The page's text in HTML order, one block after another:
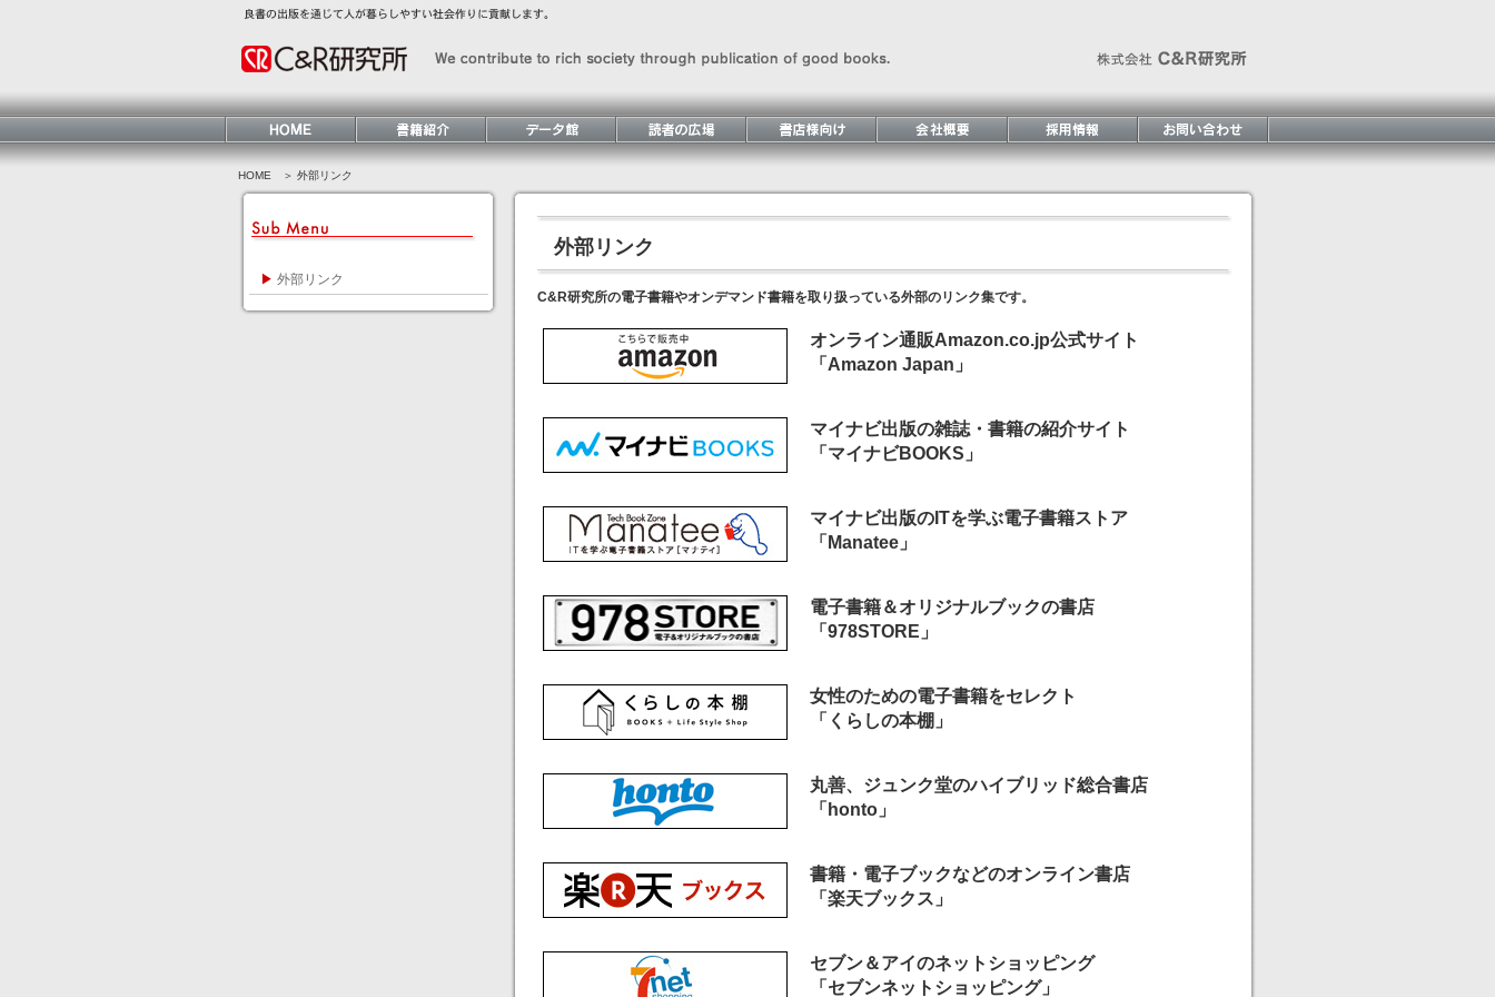
HOME ＞ 外部リンク
▶ 外部リンク
外部リンク
C&R研究所の電子書籍やオンデマンド書籍を取り扱っている外部のリンク集です。
オンライン通販Amazon.co.jp公式サイト
「Amazon Japan」
マイナビ出版の雑誌・書籍の紹介サイト
「マイナビBOOKS」
マイナビ出版のITを学ぶ電子書籍ストア
「Manatee」
電子書籍＆オリジナルブックの書店
「978STORE」
女性のための電子書籍をセレクト
「くらしの本棚」
丸善、ジュンク堂のハイブリッド総合書店
「honto」
書籍・電子ブックなどのオンライン書店
「楽天ブックス」
セブン＆アイのネットショッピング
「セブンネットショッピング」